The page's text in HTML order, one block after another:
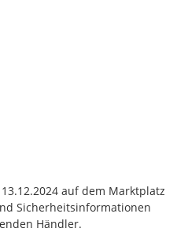
auf dem Marktplatz
Sicherheitsinformationen
Händler.